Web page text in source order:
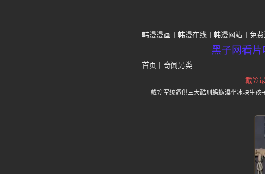
韩漫漫画 韩漫在线 韩漫网站 免
黑子网看
首页 奇闻另类
戴笠
戴笠军统逼供三大酷刑蚂蟥澡坐冰块生孩